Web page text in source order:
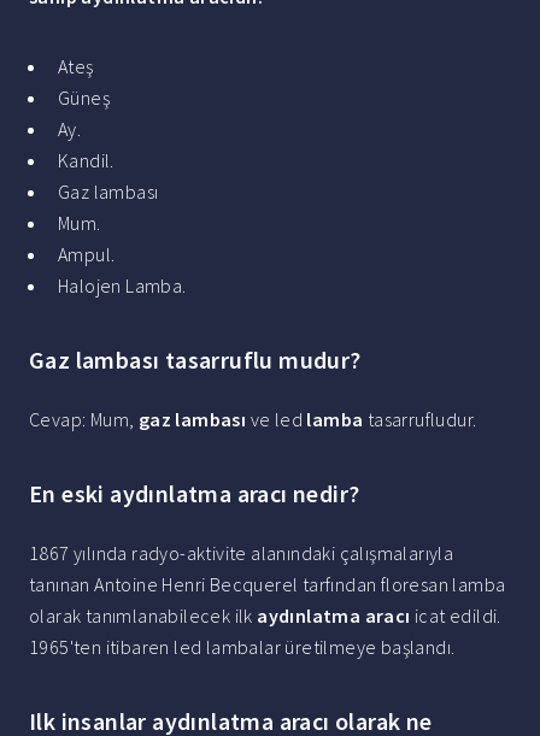
Ateş
Güneş
Ay.
Kandil.
Gaz lambası
Mum.
Ampul.
Halojen Lamba.
Gaz lambası tasarruflu mudur?
Cevap: Mum, gaz lambası ve led lamba tasarrufludur.
En eski aydınlatma aracı nedir?
1867 yılında radyo-aktivite alanındaki çalışmalarıyla
tanınan Antoine Henri Becquerel tarfından floresan lamba
olarak tanımlanabilecek ilk aydınlatma aracı icat edildi.
1965'ten itibaren led lambalar üretilmeye başlandı.
Ilk insanlar aydınlatma aracı olarak ne